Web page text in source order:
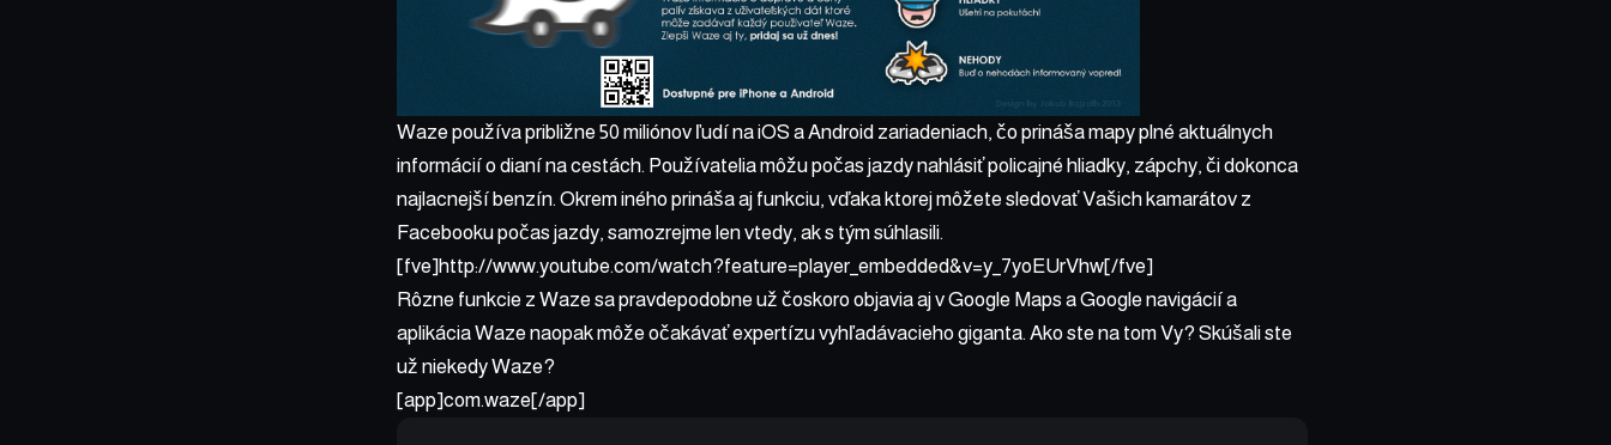
Waze používa približne 50 miliónov ľudí na iOS a Android zariadeniach, čo prináša mapy plné aktuálnych
informácií o dianí na cestách. Používatelia môžu počas jazdy nahlásiť policajné hliadky, zápchy, či dokonca
najlacnejší benzín. Okrem iného prináša aj funkciu, vďaka ktorej môžete sledovať Vašich kamarátov z
Facebooku počas jazdy, samozrejme len vtedy, ak s tým súhlasili.
[fve]http://www.youtube.com/watch?feature=player_embedded&v=y_7yoEUrVhw[/fve]
Rôzne funkcie z Waze sa pravdepodobne už čoskoro objavia aj v Google Maps a Google navigácií a
aplikácia Waze naopak môže očakávať expertízu vyhľadávacieho giganta. Ako ste na tom Vy? Skúšali ste
už niekedy Waze?
[app]com.waze[/app]